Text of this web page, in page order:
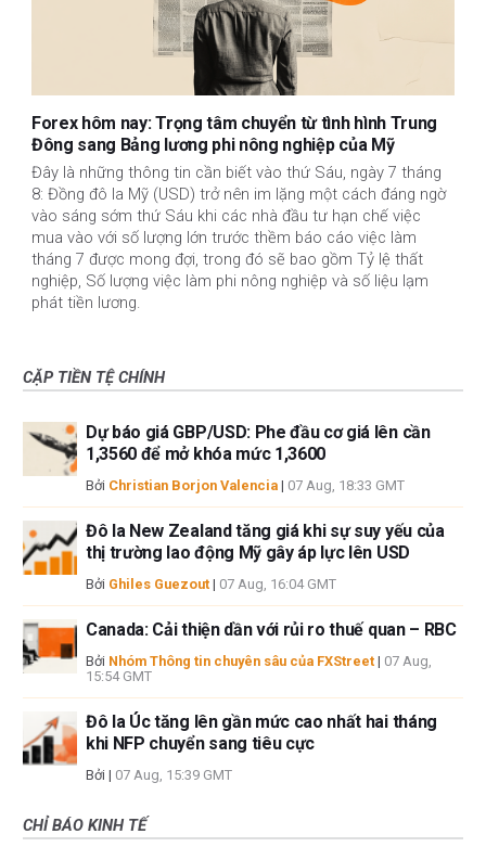
Forex hôm nay: Trọng tâm chuyển từ tình hình Trung
Đông sang Bảng lương phi nông nghiệp của Mỹ
Đây là những thông tin cần biết vào thứ Sáu, ngày 7 tháng
8: Đồng đô la Mỹ (USD) trở nên im lặng một cách đáng ngờ
vào sáng sớm thứ Sáu khi các nhà đầu tư hạn chế việc
mua vào với số lượng lớn trước thềm báo cáo việc làm
tháng 7 được mong đợi, trong đó sẽ bao gồm Tỷ lệ thất
nghiệp, Số lượng việc làm phi nông nghiệp và số liệu lạm
phát tiền lương.
CẶP TIỀN TỆ CHÍNH
Dự báo giá GBP/USD: Phe đầu cơ giá lên cần
1,3560 để mở khóa mức 1,3600
Bởi Christian Borjon Valencia | 07 Aug, 18:33 GMT
Đô la New Zealand tăng giá khi sự suy yếu của
thị trường lao động Mỹ gây áp lực lên USD
Bởi Ghiles Guezout | 07 Aug, 16:04 GMT
Canada: Cải thiện dần với rủi ro thuế quan – RBC
Bởi Nhóm Thông tin chuyên sâu của FXStreet | 07 Aug,
15:54 GMT
Đô la Úc tăng lên gần mức cao nhất hai tháng
khi NFP chuyển sang tiêu cực
Bởi | 07 Aug, 15:39 GMT
CHỈ BÁO KINH TẾ